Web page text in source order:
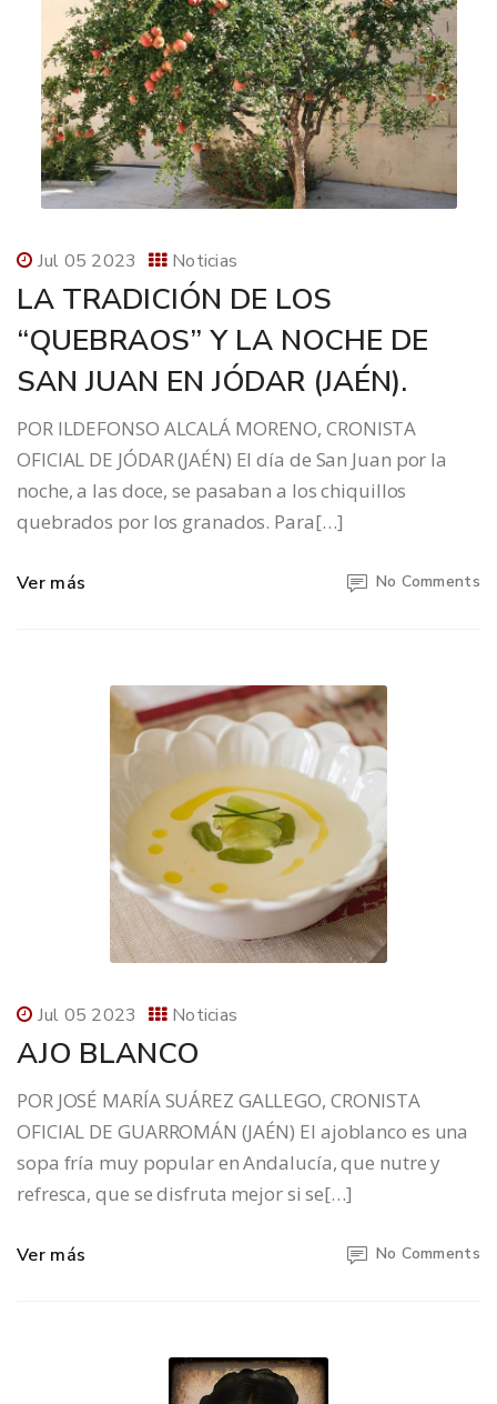
Jul 05 2023 Noticias
LA TRADICIÓN DE LOS
“QUEBRAOS” Y LA NOCHE DE
SAN JUAN EN JÓDAR (JAÉN).
POR ILDEFONSO ALCALÁ MORENO, CRONISTA
OFICIAL DE JÓDAR (JAÉN) El día de San Juan por la
noche, a las doce, se pasaban a los chiquillos
quebrados por los granados. Para[…]
Ver más No Comments
Jul 05 2023 Noticias
AJO BLANCO
POR JOSÉ MARÍA SUÁREZ GALLEGO, CRONISTA
OFICIAL DE GUARROMÁN (JAÉN) El ajoblanco es una
sopa fría muy popular en Andalucía, que nutre y
refresca, que se disfruta mejor si se[…]
Ver más No Comments